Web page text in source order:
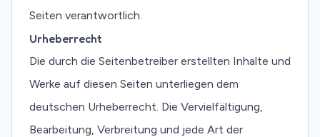
Seiten verantwortlich.
Urheberrecht
Die durch die Seitenbetreiber erstellten Inhalte und
Werke auf diesen Seiten unterliegen dem
deutschen Urheberrecht. Die Vervielfältigung,
Bearbeitung, Verbreitung und jede Art der